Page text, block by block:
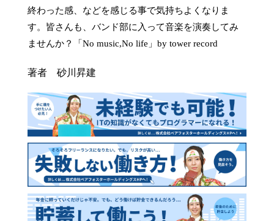
終わった感、などを感じる事で気持ちよくなりま
す。皆さんも、バンド部に入って音楽を演奏してみ
ませんか？「No music,No life」by tower record
著者 砂川昇建